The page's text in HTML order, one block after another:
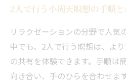
2人で行う小周天瞑想の手順と
リラクゼーションの分野で人気
中でも、2人で行う瞑想は、よ
の共有を体験できます。手順は
向き合い、手のひらを合わせま